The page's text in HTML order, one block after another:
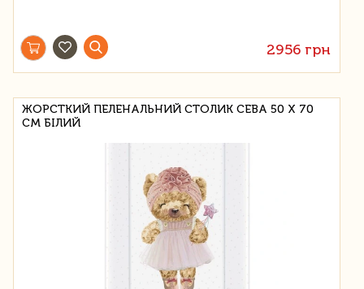
2956 грн
ЖОРСТКИЙ ПЕЛЕНАЛЬНИЙ СТОЛИК CEBA 50 Х 70
СМ БІЛИЙ